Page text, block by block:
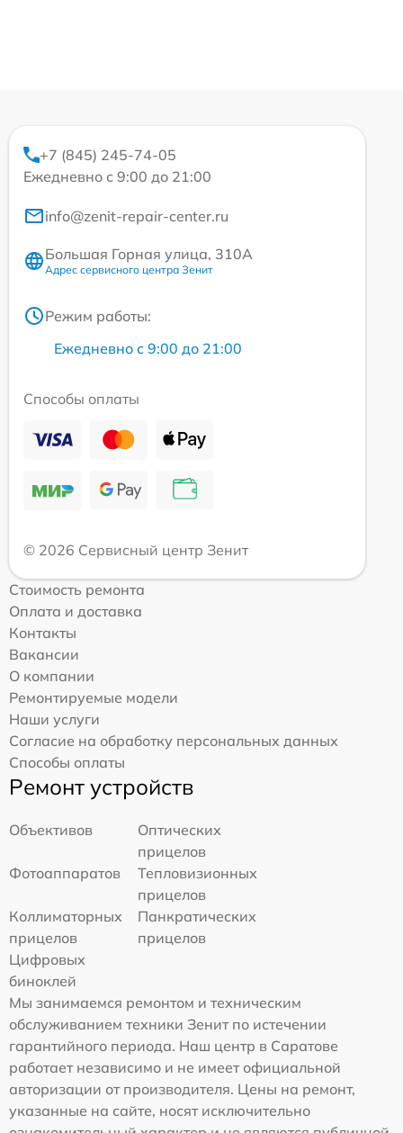
+7 (845) 245-74-05
Ежедневно с 9:00 до 21:00
info@zenit-repair-center.ru
Большая Горная улица, 310А
Адрес сервисного центра Зенит
Режим работы:
Ежедневно с 9:00 до 21:00
Способы оплаты
© 2026 Сервисный центр Зенит
Стоимость ремонта
Оплата и доставка
Контакты
Вакансии
О компании
Ремонтируемые модели
Наши услуги
Согласие на обработку персональных данных
Способы оплаты
Ремонт устройств
Объективов
Оптических
прицелов
Фотоаппаратов
Тепловизионных
прицелов
Коллиматорных
прицелов
Панкратических
прицелов
Цифровых
биноклей
Мы занимаемся ремонтом и техническим
обслуживанием техники Зенит по истечении
гарантийного периода. Наш центр в Саратове
работает независимо и не имеет официальной
авторизации от производителя. Цены на ремонт,
указанные на сайте, носят исключительно